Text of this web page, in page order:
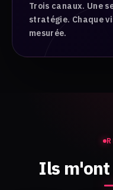
Trois canaux. Une
stratégie. Chaque
mesurée.
Ils